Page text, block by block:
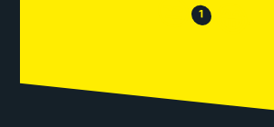
😒 1 😂